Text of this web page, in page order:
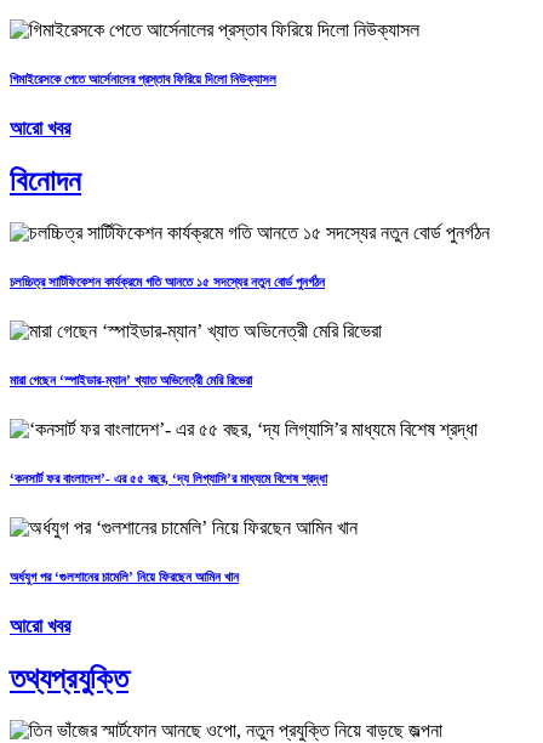
গিমাইরেসকে পেতে আর্সেনালের প্রস্তাব ফিরিয়ে দিলো নিউক্যাসল
আরো খবর
বিনোদন
চলচ্চিত্র সার্টিফিকেশন কার্যক্রমে গতি আনতে ১৫ সদস্যের নতুন বোর্ড পুনর্গঠন
মারা গেছেন ‘স্পাইডার-ম্যান’ খ্যাত অভিনেত্রী মেরি রিভেরা
‘কনসার্ট ফর বাংলাদেশ’- এর ৫৫ বছর, ‘দ্য লিগ্যাসি’র মাধ্যমে বিশেষ শ্রদ্ধা
অর্ধযুগ পর ‘গুলশানের চামেলি’ নিয়ে ফিরছেন আমিন খান
আরো খবর
তথ্যপ্রযুক্তি